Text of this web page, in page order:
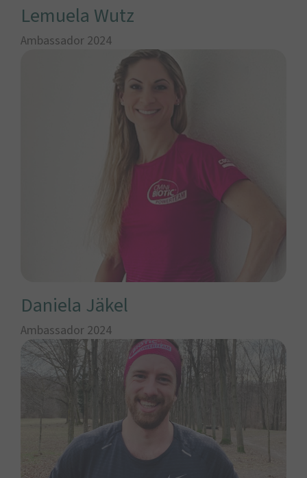
Lemuela Wutz
Ambassador 2024
Daniela Jäkel
Ambassador 2024